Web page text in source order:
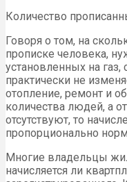
Количество
Говоря о том, на
прописке человека,
установленных на газ,
практически не
отопление, ремонт и
количества людей, а
отсутствуют, то
пропорционально
Многие владельцы
начисляется ли